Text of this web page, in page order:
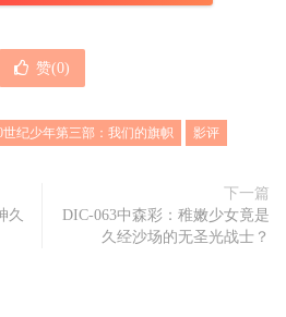
了主干外，其他的枝枝蔓蔓全被砍
上去远没有那么重要，但我想表
。一旦缺少了这些枝枝蔓蔓，观
在表面，于是电影《
赞(0)
世纪少年第三部：我们的旗帜 影评
久
下一篇
DIC-063中森彩：稚嫩少女竟是
久经沙场的无圣光战士？